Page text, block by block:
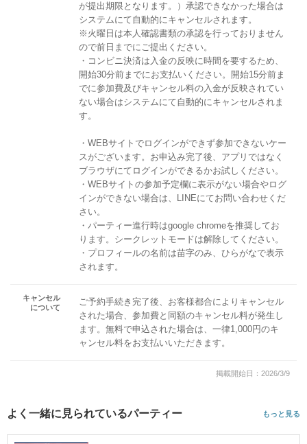
が提出期限となります。）承認できなかった場合は
システムにて自動的にキャンセルされます。
※火曜日は本人確認書類の承認を行っておりません
ので前日までにご提出ください。
・コンビニ決済は入金の反映に時間を要するため、
開始30分前までにお支払いください。開始15分前ま
でに参加費及びキャンセル料の入金が反映されてい
ない場合はシステムにて自動的にキャンセルされま
す。
・WEBサイトでログインができず参加できないケー
スがございます。お申込み完了後、アプリではなく
ブラウザにてログインができるかお試しください。
・WEBサイトの参加予定欄に表示がない場合やログ
インができない場合は、LINEにてお問い合わせくだ
さい。
・パーティー進行時はgoogle chromeを推奨してお
ります。シークレットモードは解除してください。
・プロフィールの名前は苗字のみ、ひらがなで表示
されます。
キャンセル
について
ご予約手続き完了後、お客様都合によりキャンセル
された場合、参加費と同額のキャンセル料が発生し
ます。無料で申込された場合は、一律1,000円のキ
ャンセル料をお支払いいただきます。
掲載開始日：2026/3/9
よく一緒に見られているパーティー もっと見る